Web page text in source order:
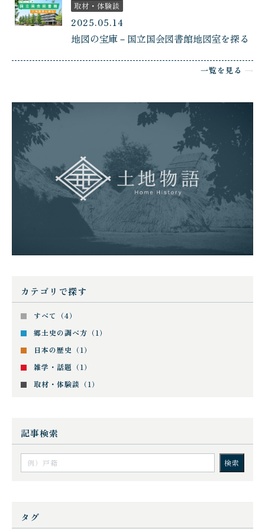
一覧を見る
取材・体験談
2025.05.14
地図の宝庫－国立国会図書館地図室を探る
カテゴリで探す
すべて（4）
郷土史の調べ方（1）
日本の歴史（1）
雑学・話題（1）
取材・体験談（1）
記事検索
タグ